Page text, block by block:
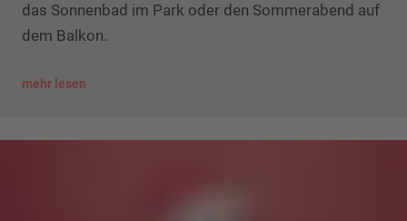
das Sonnenbad im Park oder den Sommerabend auf
dem Balkon.
mehr lesen